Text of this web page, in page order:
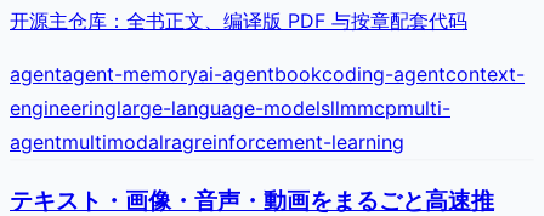
开源主仓库：全书正文、编译版 PDF 与按章配套代码
agentagent-memoryai-agentbookcoding-agentcontext-
engineeringlarge-language-modelsllmmcpmulti-
agentmultimodalragreinforcement-learning
テキスト・画像・音声・動画をまるごと高速推